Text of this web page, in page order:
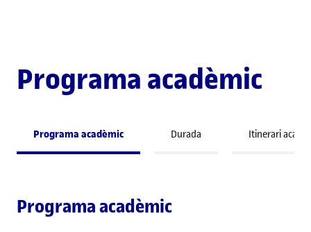
Programa acadèmic
Programa acadèmic Durada Itinerari
Programa acadèmic